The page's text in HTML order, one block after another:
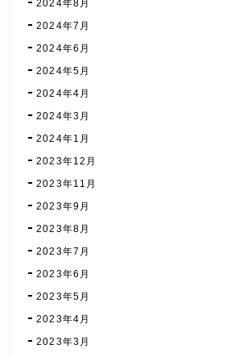
2024年8月
2024年7月
2024年6月
2024年5月
2024年4月
2024年3月
2024年1月
2023年12月
2023年11月
2023年9月
2023年8月
2023年7月
2023年6月
2023年5月
2023年4月
2023年3月